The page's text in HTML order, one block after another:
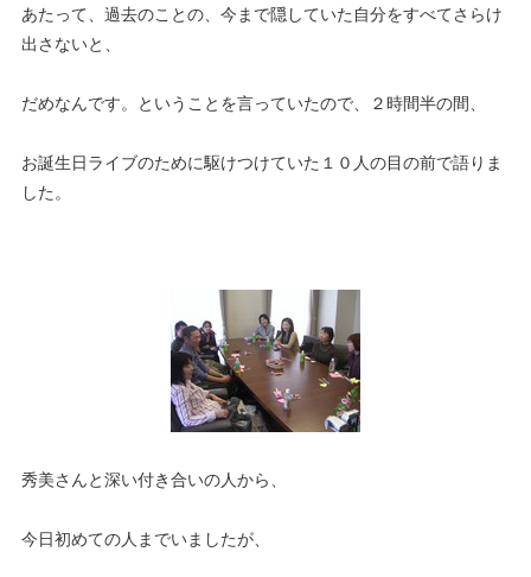
あたって、過去のことの、今まで隠していた自分をすべてさらけ
出さないと、
だめなんです。ということを言っていたので、２時間半の間、
お誕生日ライブのために駆けつけていた１０人の目の前で語りま
した。
秀美さんと深い付き合いの人から、
今日初めての人までいましたが、